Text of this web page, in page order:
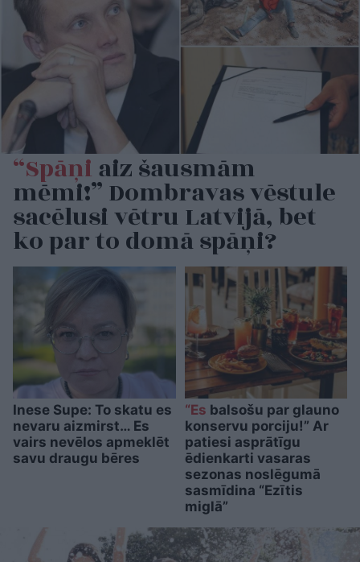
“Spāņiaiz šausmām
mēmi!” Dombravas vēstule
sacēlusi vētru Latvijā, bet
ko par to domā spāņi?
Inese Supe: To skatu es
nevaru aizmirst… Es
vairs nevēlos apmeklēt
savu draugu bēres
“Es balsošu par glauno
konservu porciju!” Ar
patiesi asprātīgu
ēdienkarti vasaras
sezonas noslēgumā
sasmīdina “Ezītis
miglā”